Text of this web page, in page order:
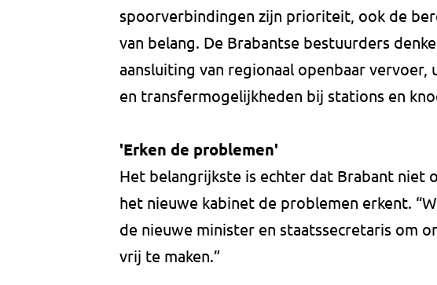
spoorverbindingen zijn prioriteit, ook de
van belang. De Brabantse bestuurders
aansluiting van regionaal openbaar
en transfermogelijkheden bij stations en
'Erken de problemen'
Het belangrijkste is echter dat Brabant niet
het nieuwe kabinet de problemen erkent.
de nieuwe minister en staatssecretaris om
vrij te maken.”